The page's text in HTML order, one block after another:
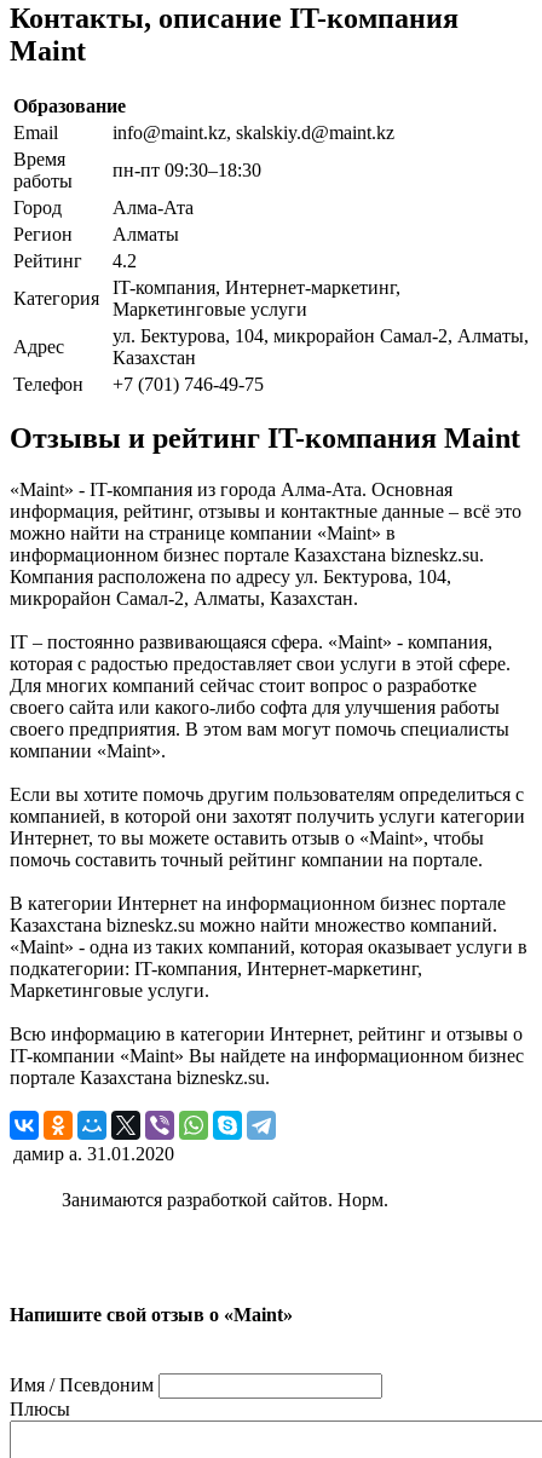
Контакты, описание IT-компания
Maint
Образование
Email
info@maint.kz, skalskiy.d@maint.kz
Время
работы
пн-пт 09:30–18:30
Город
Алма-Ата
Регион
Алматы
Рейтинг
4.2
Категория
IT-компания, Интернет-маркетинг,
Маркетинговые услуги
Адрес
ул. Бектурова, 104, микрорайон Самал-2, Алматы,
Казахстан
Телефон
+7 (701) 746-49-75
Отзывы и рейтинг IT-компания Maint
«Maint» - IT-компания из города Алма-Ата. Основная
информация, рейтинг, отзывы и контактные данные – всё это
можно найти на странице компании «Maint» в
информационном бизнес портале Казахстана bizneskz.su.
Компания расположена по адресу ул. Бектурова, 104,
микрорайон Самал-2, Алматы, Казахстан.
IT – постоянно развивающаяся сфера. «Maint» - компания,
которая с радостью предоставляет свои услуги в этой сфере.
Для многих компаний сейчас стоит вопрос о разработке
своего сайта или какого-либо софта для улучшения работы
своего предприятия. В этом вам могут помочь специалисты
компании «Maint».
Если вы хотите помочь другим пользователям определиться с
компанией, в которой они захотят получить услуги категории
Интернет, то вы можете оставить отзыв о «Maint», чтобы
помочь составить точный рейтинг компании на портале.
В категории Интернет на информационном бизнес портале
Казахстана bizneskz.su можно найти множество компаний.
«Maint» - одна из таких компаний, которая оказывает услуги в
подкатегории: IT-компания, Интернет-маркетинг,
Маркетинговые услуги.
Всю информацию в категории Интернет, рейтинг и отзывы о
IT-компании «Maint» Вы найдете на информационном бизнес
портале Казахстана bizneskz.su.
дамир а. 31.01.2020
Занимаются разработкой сайтов. Норм.
Напишите свой отзыв о «Maint»
Имя / Псевдоним
Плюсы